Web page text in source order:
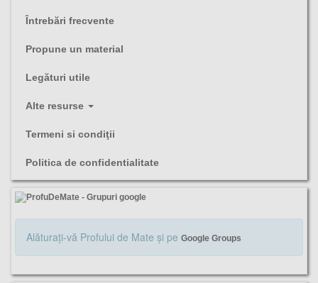
Întrebări frecvente
Propune un material
Legături utile
Alte resurse
Termeni si condiţii
Politica de confidentialitate
Alăturaţi-vă Profului de Mate şi pe Google Groups